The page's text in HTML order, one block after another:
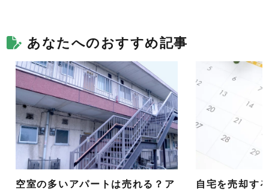
あなたへのおすすめ記事
空室の多いアパートは売れる？ア
自宅を売却す